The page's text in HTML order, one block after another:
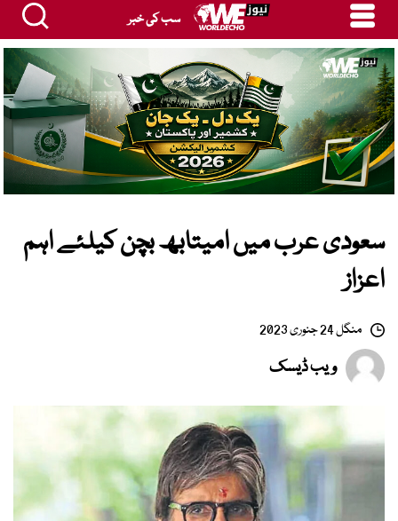
سب کی خبر
سعودی عرب میں امیتابھ بچن کیلئے اہم
اعزاز
منگل 24 جنوری 2023
ویب ڈیسک